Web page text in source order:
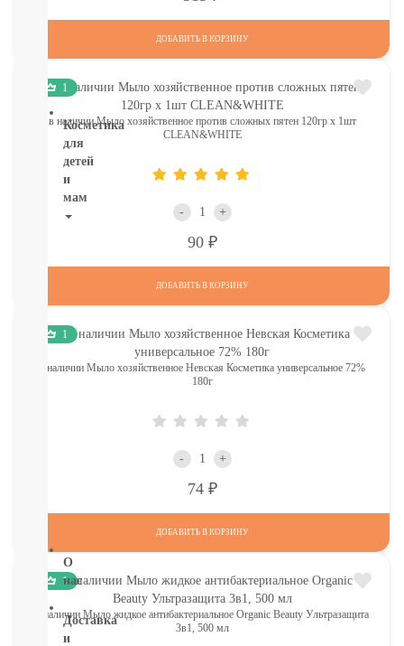
ВСЕ
Косметика
для
детей
и
мам
Глаза:
карандаш,
подводка
Карандаши
О
нас
Доставка
и
ДОБАВИТЬ В КОРЗИНУ
1
в наличии Мыло хозяйственное против сложных пятен 120гр х 1шт
CLEAN&WHITE
- +
90
ДОБАВИТЬ В КОРЗИНУ
1
в наличии Мыло хозяйственное Невская Косметика универсальное 72%
180г
- +
74
ДОБАВИТЬ В КОРЗИНУ
1
в наличии Мыло жидкое антибактериальное Organic Beauty Ультразащита
3в1, 500 мл